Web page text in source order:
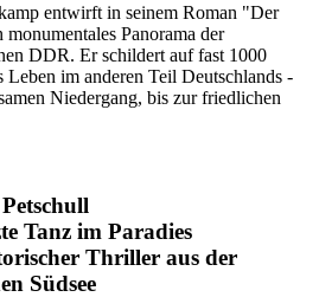
entwirft in seinem Roman "Der
Panorama der
DDR. Er schildert auf fast 1000
Leben im anderen Teil Deutschlands -
Niedergang, bis zur friedlichen
Tanz im Paradies
Thriller aus der
Südsee